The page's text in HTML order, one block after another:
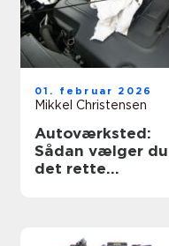
01. februar 2026
Mikkel Christensen
Autoværksted:
Sådan vælger du
det rette